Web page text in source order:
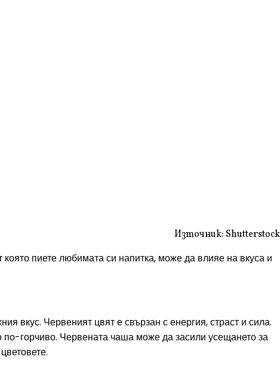
Източник: Shutterstock
пиете любимата си напитка, може да влияе на вкуса и
вкус. Червеният цвят е свързан с енергия, страст и сила.
по-горчиво. Червената чаша може да засили усещането за